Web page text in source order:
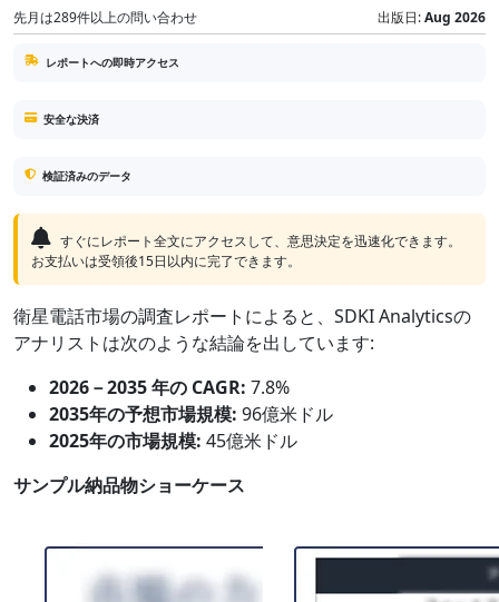
先月は289件以上の問い合わせ 出版日:Aug 2026
レポートへの即時アクセス
安全な決済
検証済みのデータ
すぐにレポート全文にアクセスして、意思決定を迅速化できます。
お支払いは受領後15日以内に完了できます。
衛星電話市場の調査レポートによると、SDKI Analyticsの
アナリストは次のような結論を出しています:
2026－2035 年の CAGR: 7.8%
2035年の予想市場規模: 96億米ドル
2025年の市場規模: 45億米ドル
サンプル納品物ショーケース